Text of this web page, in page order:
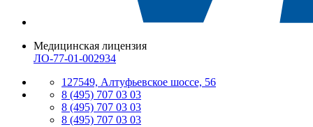
Медицинская лицензия
ЛО-77-01-002934
127549, Алтуфьевское шоссе, 56
8 (495) 707 03 03
8 (495) 707 03 03
8 (495) 707 03 03